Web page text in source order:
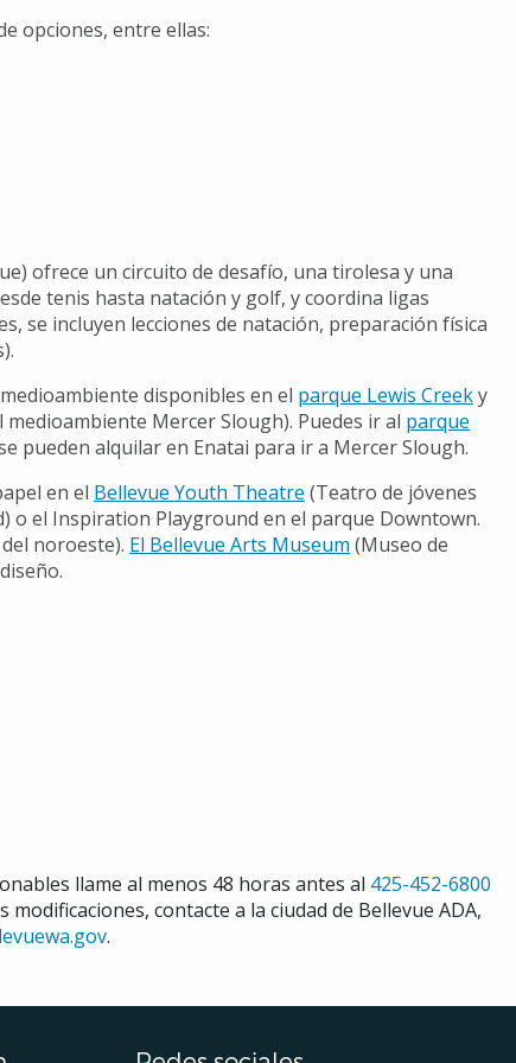
opciones, entre ellas:
ofrece un circuito de desafío, una tirolesa y una
tenis hasta natación y golf, y coordina ligas
se incluyen lecciones de natación, preparación física
disponibles en el parque Lewis Creeky
Mercer Slough). Puedes ir al parque
pueden alquilar en Enatai para ir a Mercer Slough.
en el Bellevue Youth Theatre (Teatro de jóvenes
o el Inspiration Playground en el parque Downtown.
noroeste). El Bellevue Arts Museum (Museo de
llame al menos 48 horas antes al 425-452-6800
modificaciones, contacte a la ciudad de Bellevue ADA,
.